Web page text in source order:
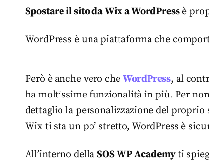
Spostare il sito da Wix a WordPressè
WordPress è una piattaforma che
Però è anche vero che WordPress, al
ha moltissime funzionalità in più. Per
dettaglio la personalizzazione del
Wix ti sta un po’ stretto, WordPress è
All’interno dellaSOS WP Academyti